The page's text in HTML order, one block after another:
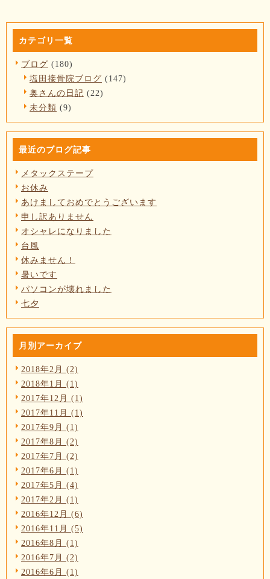
カテゴリ一覧
ブログ (180)
塩田接骨院ブログ (147)
奥さんの日記 (22)
未分類 (9)
最近のブログ記事
メタックステープ
お休み
あけましておめでとうございます
申し訳ありません
オシャレになりました
台風
休みません！
暑いです
パソコンが壊れました
七夕
月別アーカイブ
2018年2月 (2)
2018年1月 (1)
2017年12月 (1)
2017年11月 (1)
2017年9月 (1)
2017年8月 (2)
2017年7月 (2)
2017年6月 (1)
2017年5月 (4)
2017年2月 (1)
2016年12月 (6)
2016年11月 (5)
2016年8月 (1)
2016年7月 (2)
2016年6月 (1)